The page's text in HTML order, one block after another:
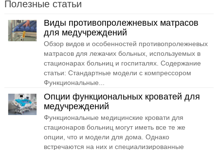
Полезные статьи
Виды противопролежневых матрасов
для медучреждений
Обзор видов и особенностей противопролежневых
матрасов для лежачих больных, используемых в
стационарах больниц и госпиталях. Содержание
статьи: Стандартные модели с компрессором
Функциональные...
Опции функциональных кроватей для
медучреждений
Функциональные медицинские кровати для
стационаров больниц могут иметь все те же
опции, что и модели для дома. Однако
встречаются на них и специализированные